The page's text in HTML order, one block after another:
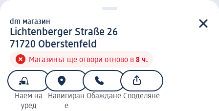
d m магазин
dm магазин
Lichtenberger Straße 26
7 1 7 2 0
71720 Oberstenfeld
Магазинът ще отвори отново в 8 ч.
Наем на
уред
Навигиран
е
Обаждане Споделяне